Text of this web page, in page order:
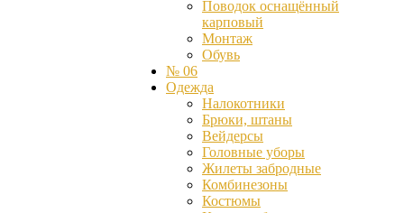
Поводок оснащённый
карповый
Монтаж
Обувь
№ 06
Одежда
Налокотники
Брюки, штаны
Вейдерсы
Головные уборы
Жилеты забродные
Комбинезоны
Костюмы